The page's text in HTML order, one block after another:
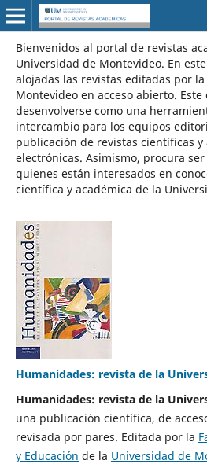
Bienvenidos al portal de revistas
Universidad de Montevideo. En
alojadas las revistas editadas por
Montevideo en acceso abierto. Este
desenvolverse como una
intercambio para los equipos
publicación de revistas científicas y
electrónicas. Asimismo, procura
quienes están interesados en
científica y académica de la
Humanidades: revista de la
Humanidades: revista de la
una publicación científica, de
revisada por pares. Editada por la
y Educación de la Universidad de